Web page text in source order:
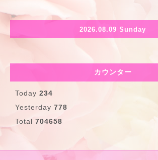
2026.08.09 Sunday
カウンター
Today 234
Yesterday 778
Total 704658